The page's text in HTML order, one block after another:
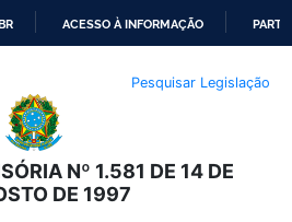
O
CONTEÚDO
ACESSO À INFORMAÇÃO
Pesquisar Legislação
Nº 1.581 DE 14 DE
DE 1997